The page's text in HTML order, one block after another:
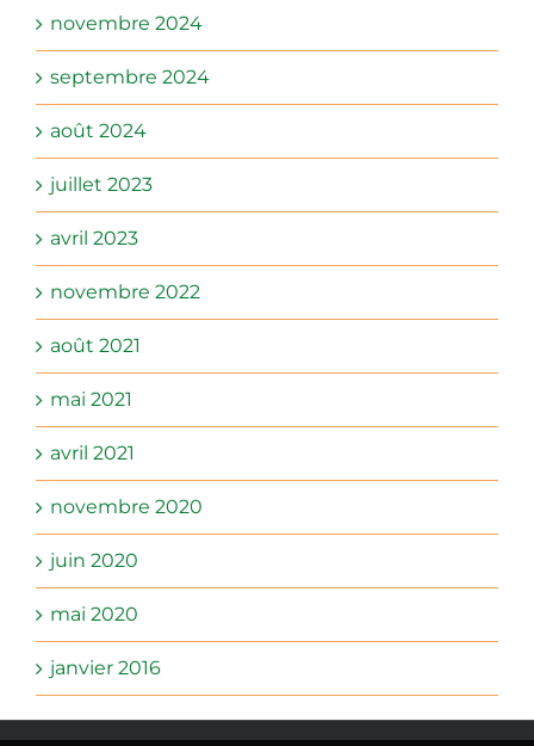
novembre 2024
septembre 2024
août 2024
juillet 2023
avril 2023
novembre 2022
août 2021
mai 2021
avril 2021
novembre 2020
juin 2020
mai 2020
janvier 2016